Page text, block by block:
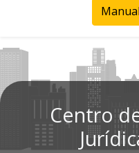
Manual
Centro